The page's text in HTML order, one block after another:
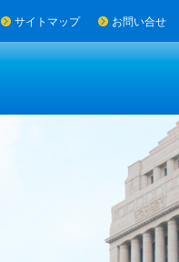
サイトマップ お問い合せ